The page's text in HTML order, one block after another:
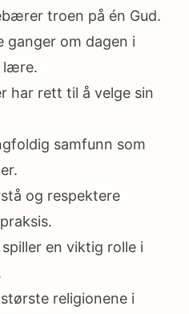
troen på én Gud.
ganger om dagen i
lære.
har rett til å velge sin
samfunn som
og respektere
en viktig rolle i
religionene i